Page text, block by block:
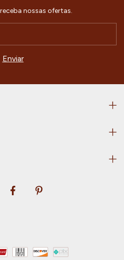
nossas ofertas.